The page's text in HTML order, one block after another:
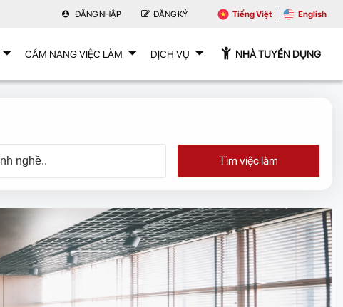
ĐĂNG NHẬP ĐĂNG KÝ Tiếng Việt English
CẨM NANG VIỆC LÀM DỊCH VỤ NHÀ TUYỂN DỤNG
Tìm việc làm